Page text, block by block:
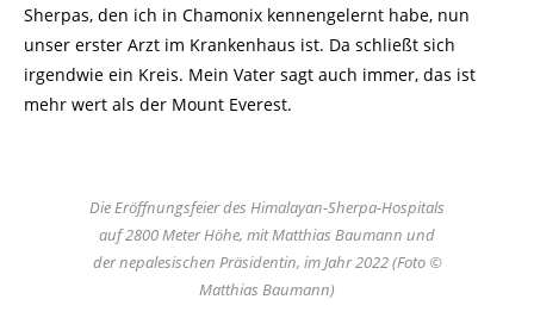
Sherpas, den ich in Chamonix kennengelernt habe, nun
unser erster Arzt im Krankenhaus ist. Da schließt sich
irgendwie ein Kreis. Mein Vater sagt auch immer, das ist
mehr wert als der Mount Everest.
Die Eröffnungsfeier des Himalayan-Sherpa-Hospitals
auf 2800 Meter Höhe, mit Matthias Baumann und
der nepalesischen Präsidentin, im Jahr 2022 (Foto ©
Matthias Baumann)